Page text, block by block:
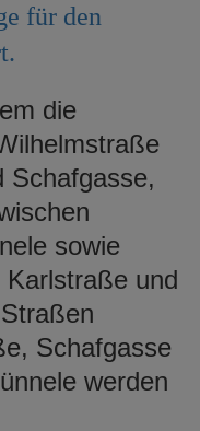
für den
die
Schafgasse,
sowie
und
Schafgasse
werden